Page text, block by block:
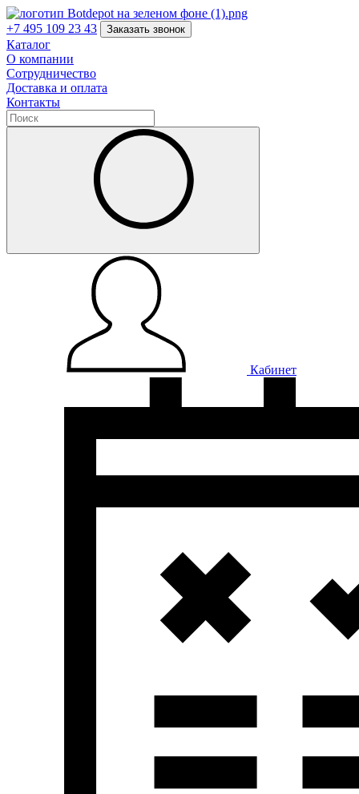
+7 495 109 23 43 Заказать звонок
Каталог
О компании
Сотрудничество
Доставка и оплата
Контакты
Кабинет